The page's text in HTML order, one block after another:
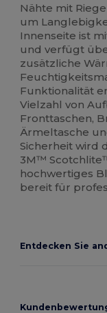
Nähte mit
um
Innenseite ist
und verfügt
zusätzliche
Funktionalität
Vielzahl von
Fronttaschen,
Ärmeltasche
Sicherheit wird
3M™
hochwertiges
bereit für
Entdecken Sie